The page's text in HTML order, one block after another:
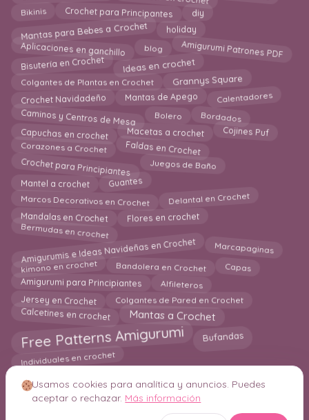
Bikinis Crochet para Principantes diy
Mantas para Bebes a Crochet holiday
Aplicaciones en ganchillo blog Amigurumi Patrones PDF
Bisutería en Crochet Ideas en crochet
Colgantes de Plantas en Crochet Grannys Square
Crochet Navidadeño Mantas de Apego Calentadores
Caminos y Centros de Mesa Bolero Bordados
Capuchas en crochet Macetas a crochet Cojines Puf
Corazones a Crochet Faldas en Crochet
Crochet para Principiantes Juegos de Baño
Mantel a crochet Guantes
Marcos Decorativos en Crochet Delantal en Crochet
Mandalas en Crochet Flores en crochet
Bermudas en crochet
Amigurumis e Ideas Navideñas en Crochet Marcapaginas
kimono en crochet Bandolera en Crochet Capas
Amigurumi para Principiantes Alfileteros
Jersey en Crochet Colgantes de Pared en Crochet
Calcetines en crochet Mantas a Crochet
Free Patterns Amigurumi Bufandas
Individuales en crochet
Usamos cookies para analítica y anuncios. Puedes
aceptar o rechazar. Más información